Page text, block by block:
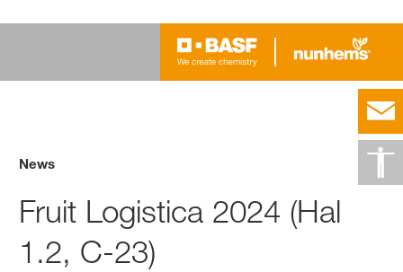
News
Fruit Logistica 2024 (Hal
1.2, C-23)